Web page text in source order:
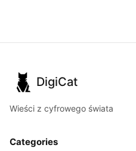
DigiCat
Wieści z cyfrowego świata
Categories